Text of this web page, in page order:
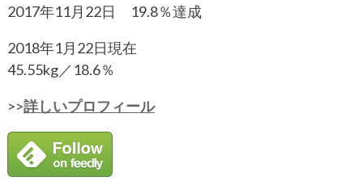
2017年11月22日 19.8％達成
2018年1月22日現在
45.55kg／18.6％
>>詳しいプロフィール